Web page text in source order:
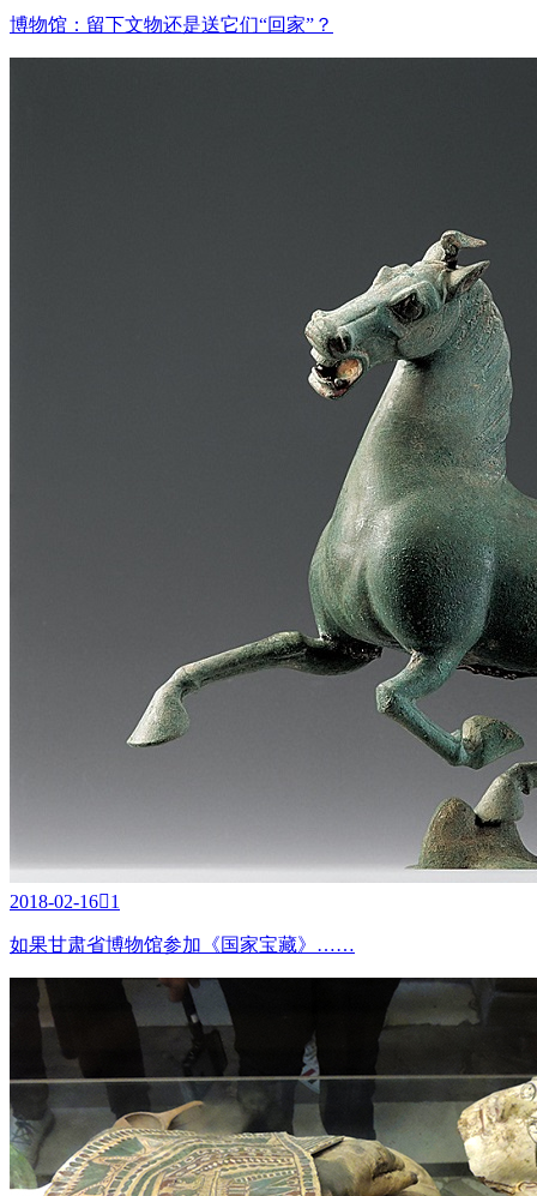
博物馆：留下文物还是送它们“回家”？
2018-02-161
如果甘肃省博物馆参加《国家宝藏》……